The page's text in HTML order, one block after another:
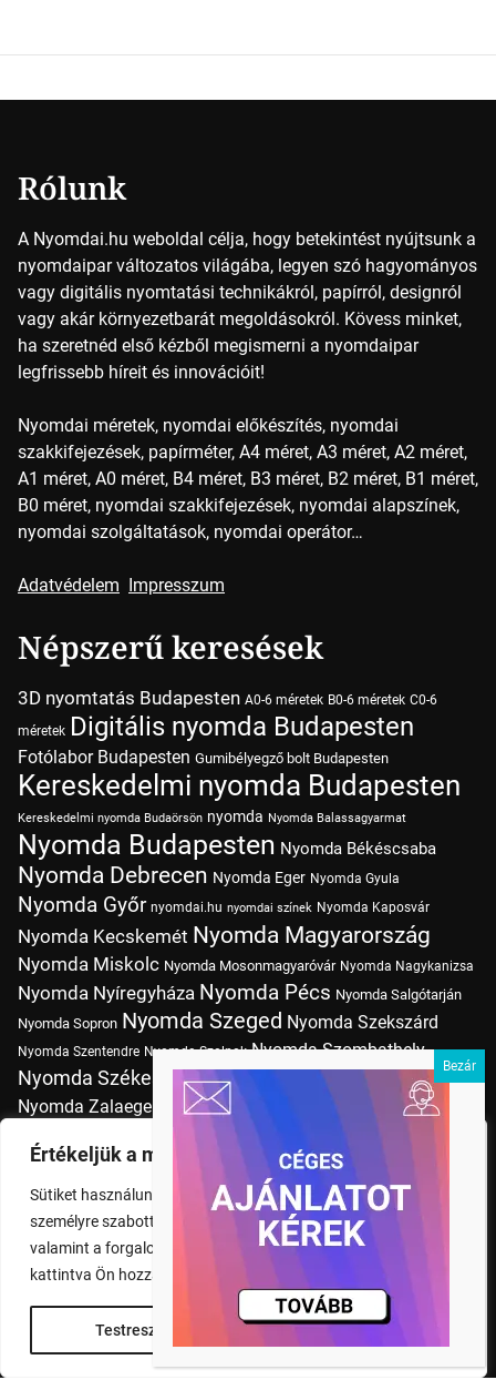
Értékeljük a magánéletét
Sütiket használunk a böngészési élmény fokozására,
személyre szabott hirdetések vagy tartalmak megjelenítésére,
valamint a forgalom elemzésére. A "Mindent elfogad" gombra
kattintva Ön hozzájárul a cookie-k használatához.
Testreszabás Rendben
Rólunk
A Nyomdai.hu weboldal célja, hogy betekintést nyújtsunk a
nyomdaipar változatos világába, legyen szó hagyományos
vagy digitális nyomtatási technikákról, papírról, designról
vagy akár környezetbarát megoldásokról. Kövess minket,
ha szeretnéd első kézből megismerni a nyomdaipar
legfrissebb híreit és innovációit!
Nyomdai méretek, nyomdai előkészítés, nyomdai
szakkifejezések, papírméter, A4 méret, A3 méret, A2 méret,
A1 méret, A0 méret, B4 méret, B3 méret, B2 méret, B1 méret,
B0 méret, nyomdai szakkifejezések, nyomdai alapszínek,
nyomdai szolgáltatások, nyomdai operátor…
Adatvédelem Impresszum
Népszerű keresések
3D nyomtatás Budapesten A0-6 méretek B0-6 méretek C0-6
méretek Digitális nyomda Budapesten
Fotólabor Budapesten Gumibélyegző bolt Budapesten
Kereskedelmi nyomda Budapesten
Kereskedelmi nyomda Budaörsön nyomda Nyomda Balassagyarmat
Nyomda Budapesten Nyomda Békéscsaba
Nyomda Debrecen Nyomda Eger Nyomda Gyula
Nyomda Győr nyomdai.hu nyomdai színek Nyomda Kaposvár
Nyomda Kecskemét Nyomda Magyarország
Nyomda Miskolc Nyomda Mosonmagyaróvár Nyomda Nagykanizsa
Nyomda Nyíregyháza Nyomda Pécs Nyomda Salgótarján
Nyomda Sopron Nyomda Szeged Nyomda Szekszárd
Nyomda Szentendre Nyomda Szolnok Nyomda Szombathely
Nyomda Székesfehérvár Nyomda Tatabánya Nyomda Vác
Nyomda Zalaegerszeg Nyomda Érd nyomtatás
Nyomtatás Budapesten
Pólónyomtatás Budapesten Szitanyomda Budapesten
Tudásbázis